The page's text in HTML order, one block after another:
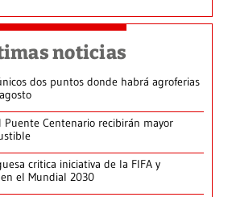
noticias
dos puntos donde habrá agroferias
Puente Centenario recibirán mayor
critica iniciativa de la FIFA y
el Mundial 2030